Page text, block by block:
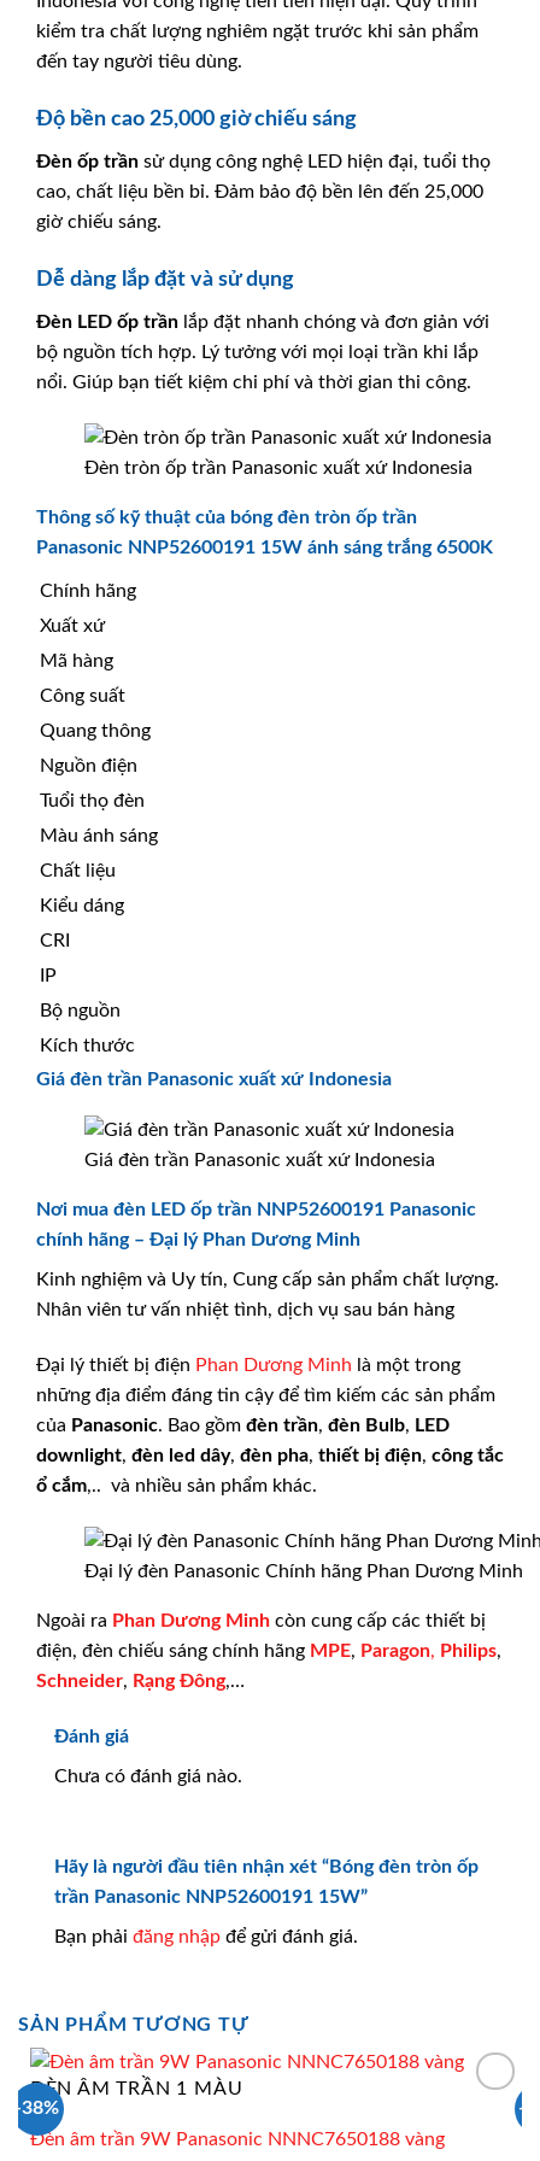
kiểm tra chất lượng nghiêm ngặt trước khi sản phẩm
đến tay người tiêu dùng.
Độ bền cao 25,000 giờ chiếu sáng
Đèn ốp trần sử dụng công nghệ LED hiện đại, tuổi thọ
cao, chất liệu bền bỉ. Đảm bảo độ bền lên đến 25,000
giờ chiếu sáng.
Dễ dàng lắp đặt và sử dụng
Đèn LED ốp trần lắp đặt nhanh chóng và đơn giản với
bộ nguồn tích hợp. Lý tưởng với mọi loại trần khi lắp
nổi. Giúp bạn tiết kiệm chi phí và thời gian thi công.
Đèn tròn ốp trần Panasonic xuất xứ Indonesia
Thông số kỹ thuật của bóng đèn tròn ốp trần
Panasonic NNP52600191 15W ánh sáng trắng 6500K
Chính hãng
Xuất xứ
Mã hàng
Công suất
Quang thông
Nguồn điện
Tuổi thọ đèn
Màu ánh sáng
Chất liệu
Kiểu dáng
CRI
IP
Bộ nguồn
Kích thước
Giá đèn trần Panasonic xuất xứ Indonesia
Giá đèn trần Panasonic xuất xứ Indonesia
Nơi mua đèn LED ốp trần NNP52600191 Panasonic
chính hãng – Đại lý Phan Dương Minh
Kinh nghiệm và Uy tín, Cung cấp sản phẩm chất lượng.
Nhân viên tư vấn nhiệt tình, dịch vụ sau bán hàng
Đại lý thiết bị điện Phan Dương Minh là một trong
những địa điểm đáng tin cậy để tìm kiếm các sản phẩm
của Panasonic. Bao gồm đèn trần, đèn Bulb, LED
downlight, đèn led dây, đèn pha, thiết bị điện, công tắc
ổ cắm,.. và nhiều sản phẩm khác.
Đại lý đèn Panasonic Chính hãng Phan Dương Minh
Ngoài ra Phan Dương Minh còn cung cấp các thiết bị
điện, đèn chiếu sáng chính hãng MPE, Paragon, Philips,
Schneider, Rạng Đông,…
Đánh giá
Chưa có đánh giá nào.
Hãy là người đầu tiên nhận xét “Bóng đèn tròn ốp
trần Panasonic NNP52600191 15W”
Bạn phải đăng nhập để gửi đánh giá.
SẢN PHẨM TƯƠNG TỰ
-38%
ĐÈN ÂM TRẦN 1 MÀU
Đèn âm trần 9W Panasonic NNNC7650188 vàng
-